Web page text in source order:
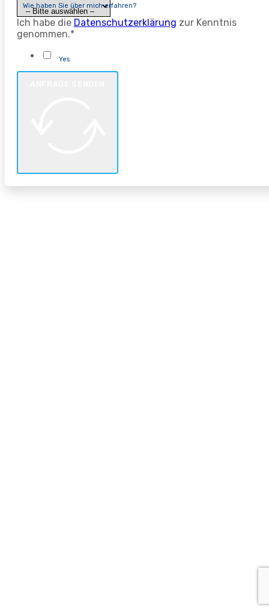
Wie haben Sie über mich erfahren?
Ich habe die Datenschutzerklärung zur Kenntnis
genommen.*
Yes